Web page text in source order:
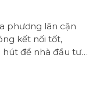
phương lân cận
kết nối tốt,
hút để nhà đầu tư